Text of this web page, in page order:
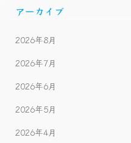
アーカイブ
2026年8月
2026年7月
2026年6月
2026年5月
2026年4月